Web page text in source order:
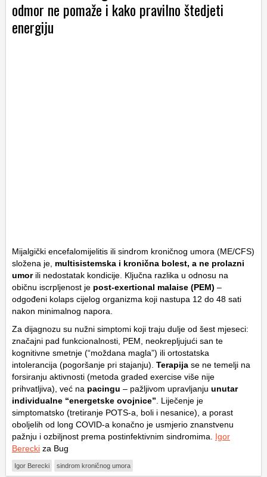
odmor ne pomaže i kako pravilno štedjeti
energiju
Mijalgički encefalomijelitis ili sindrom kroničnog umora (ME/CFS)
složena je, multisistemska i kronična bolest, a ne prolazni
umorili nedostatak kondicije. Ključna razlika u odnosu na
običnu iscrpljenost je post-exertional malaise (PEM) –
odgođeni kolaps cijelog organizma koji nastupa 12 do 48 sati
nakon minimalnog napora.
Za dijagnozu su nužni simptomi koji traju dulje od šest mjeseci:
značajni pad funkcionalnosti, PEM, neokrepljujući san te
kognitivne smetnje (“moždana magla”) ili ortostatska
intolerancija (pogoršanje pri stajanju). Terapija se ne temelji na
forsiranju aktivnosti (metoda graded exercise više nije
prihvatljiva), već na pacingu – pažljivom upravljanju unutar
individualne “energetske ovojnice” . Liječenje je
simptomatsko (tretiranje POTS-a, boli i nesanice), a porast
oboljelih od long COVID-a konačno je usmjerio znanstvenu
pažnju i ozbiljnost prema postinfektivnim sindromima. Igor
Berecki za Bug
Igor Berecki sindrom kroničnog umora